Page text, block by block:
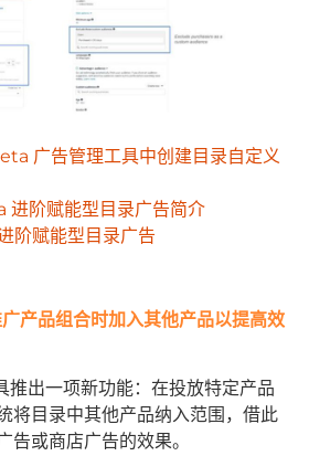
广告管理工具中创建目录自定义
进阶赋能型目录广告简介
阶赋能型目录广告
产品组合时加入其他产品以提高效
出一项新功能：在投放特定产品
将目录中其他产品纳入范围，借此
告或商店广告的效果。